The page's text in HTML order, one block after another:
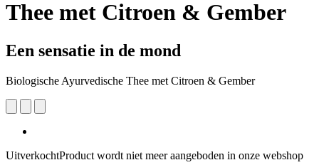
Thee met Citroen & Gember
Een sensatie in de mond
Biologische Ayurvedische Thee met Citroen & Gember
UitverkochtProduct wordt niet meer aangeboden in onze webshop